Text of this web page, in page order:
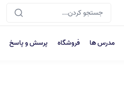
مدرس ها فروشگاه پرسش و پاسخ